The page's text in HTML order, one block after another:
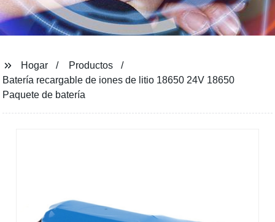
Hogar
Productos
Batería recargable de iones de litio 18650 24V 18650
Paquete de batería